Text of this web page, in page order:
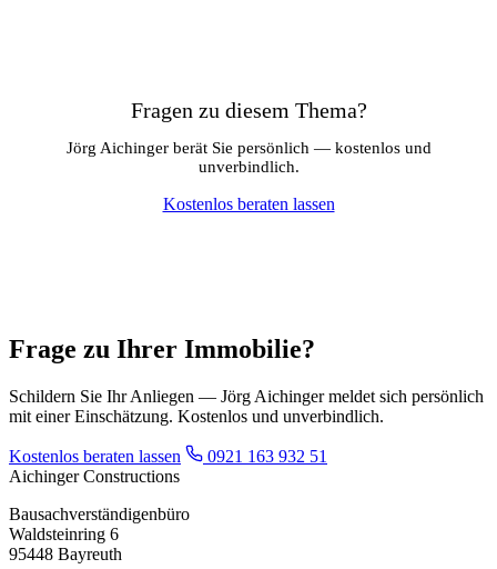
Fragen zu diesem Thema?
Jörg Aichinger berät Sie persönlich — kostenlos und
unverbindlich.
Kostenlos beraten lassen
Frage zu Ihrer Immobilie?
Schildern Sie Ihr Anliegen — Jörg Aichinger meldet sich persönlich
mit einer Einschätzung. Kostenlos und unverbindlich.
Kostenlos beraten lassen
0921 163 932 51
Aichinger Constructions
Bausachverständigenbüro
Waldsteinring 6
95448 Bayreuth